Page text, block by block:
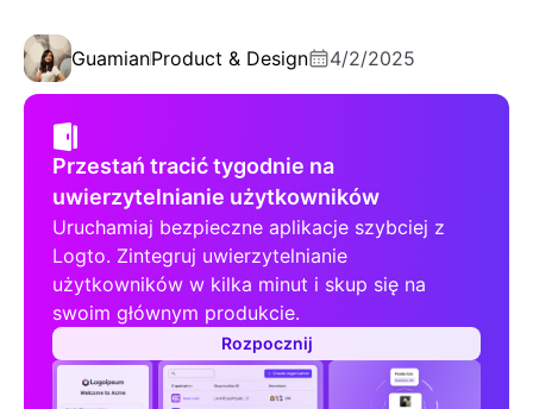
GuamianProduct & Design 4/2/2025
Przestań tracić tygodnie na
uwierzytelnianie użytkowników
Uruchamiaj bezpieczne aplikacje szybciej z
Logto. Zintegruj uwierzytelnianie
użytkowników w kilka minut i skup się na
swoim głównym produkcie.
Rozpocznij